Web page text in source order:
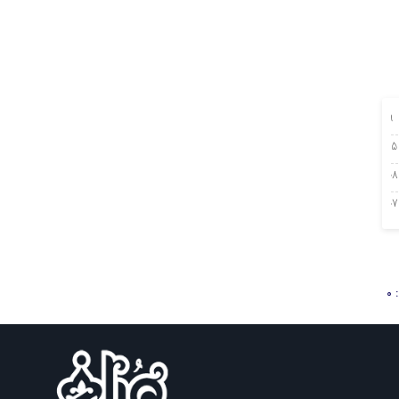
29 ژانویه 2025
15 دسامبر 2024
08 دسامبر 2024
07 دسامبر 2024